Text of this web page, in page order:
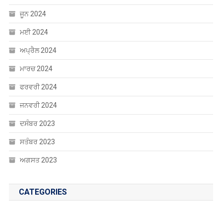
ਜੂਨ 2024
ਮਈ 2024
ਅਪ੍ਰੈਲ 2024
ਮਾਰਚ 2024
ਫਰਵਰੀ 2024
ਜਨਵਰੀ 2024
ਦਸੰਬਰ 2023
ਸਤੰਬਰ 2023
ਅਗਸਤ 2023
CATEGORIES